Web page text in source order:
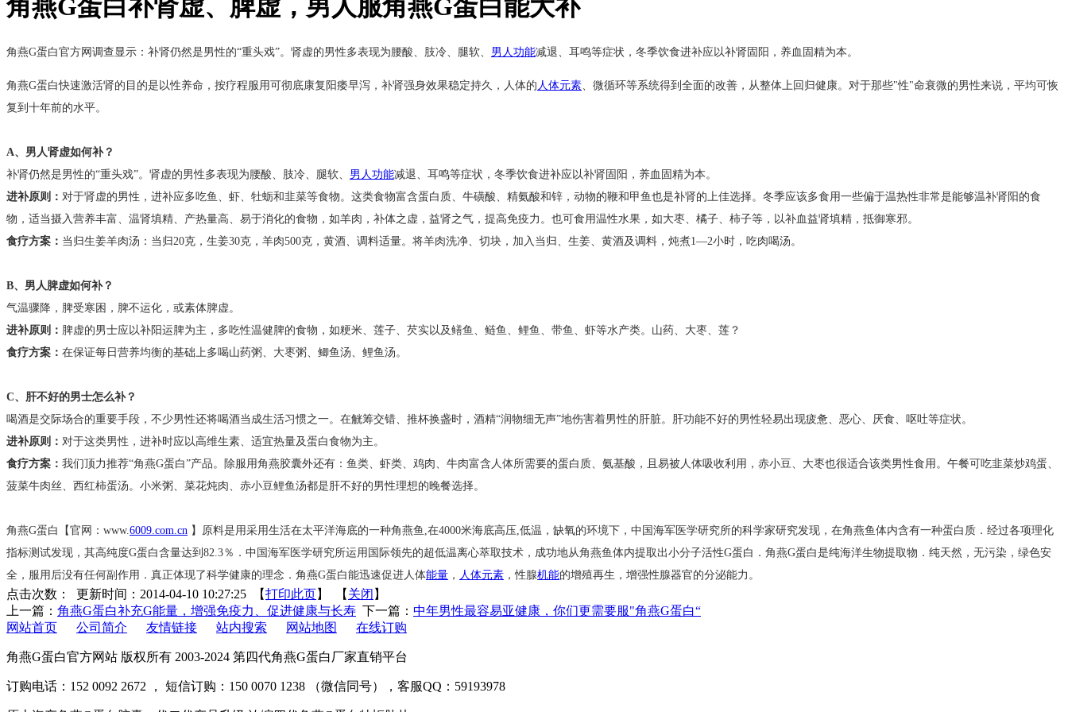
角燕G蛋白补肾虚、脾虚，男人服角燕G蛋白能大补
角燕G蛋白官方网调查显示：补肾仍然是男性的“重头戏”。肾虚的男性多表现为腰酸、肢冷、腿软、 男人功能减退、耳鸣等症状，冬季饮食进补应以补肾固阳，养血固精为本。
角燕G蛋白快速激活肾的目的是以性养命，按疗程服用可彻底康复阳痿早泻，补肾强身效果稳定持久，人体的 人体元素、微循环等系统得到全面的改善，从整体上回归健康。对于那些"性"命衰微的男性来说，平均可恢
复到十年前的水平。
A、男人肾虚如何补？
补肾仍然是男性的“重头戏”。肾虚的男性多表现为腰酸、肢冷、腿软、 男人功能减退、耳鸣等症状，冬季饮食进补应以补肾固阳，养血固精为本。
进补原则： 对于肾虚的男性，进补应多吃鱼、虾、牡蛎和韭菜等食物。这类食物富含蛋白质、牛磺酸、精氨酸和锌，动物的鞭和甲鱼也是补肾的上佳选择。冬季应该多食用一些偏于温热性非常是能够温补肾阳的食
物，适当摄入营养丰富、温肾填精、产热量高、易于消化的食物，如羊肉，补体之虚，益肾之气，提高免疫力。也可食用温性水果，如大枣、橘子、柿子等，以补血益肾填精，抵御寒邪。
食疗方案： 当归生姜羊肉汤：当归20克，生姜30克，羊肉500克，黄酒、调料适量。将羊肉洗净、切块，加入当归、生姜、黄酒及调料，炖煮1—2小时，吃肉喝汤。
B、男人脾虚如何补？
气温骤降，脾受寒困，脾不运化，或素体脾虚。
进补原则： 脾虚的男士应以补阳运脾为主，多吃性温健脾的食物，如粳米、莲子、芡实以及鳝鱼、鲢鱼、鲤鱼、带鱼、虾等水产类。山药、大枣、莲？
食疗方案： 在保证每日营养均衡的基础上多喝山药粥、大枣粥、鲫鱼汤、鲤鱼汤。
C、肝不好的男士怎么补？
喝酒是交际场合的重要手段，不少男性还将喝酒当成生活习惯之一。在觥筹交错、推杯换盏时，酒精“润物细无声”地伤害着男性的肝脏。肝功能不好的男性轻易出现疲惫、恶心、厌食、呕吐等症状。
进补原则： 对于这类男性，进补时应以高维生素、适宜热量及蛋白食物为主。
食疗方案： 我们顶力推荐“角燕G蛋白”产品。除服用角燕胶囊外还有：鱼类、虾类、鸡肉、牛肉富含人体所需要的蛋白质、氨基酸，且易被人体吸收利用，赤小豆、大枣也很适合该类男性食用。午餐可吃韭菜炒鸡蛋、
菠菜牛肉丝、西红柿蛋汤。小米粥、菜花炖肉、赤小豆鲤鱼汤都是肝不好的男性理想的晚餐选择。
角燕G蛋白【官网：www.6009.com.cn 】原料是用采用生活在太平洋海底的一种角燕鱼,在4000米海底高压,低温，缺氧的环境下，中国海军医学研究所的科学家研究发现，在角燕鱼体内含有一种蛋白质．经过各项理化
指标测试发现，其高纯度G蛋白含量达到82.3％．中国海军医学研究所运用国际领先的超低温离心萃取技术，成功地从角燕鱼体内提取出小分子活性G蛋白．角燕G蛋白是纯海洋生物提取物．纯天然，无污染，绿色安
全，服用后没有任何副作用．真正体现了科学健康的理念．角燕G蛋白能迅速促进人体能量 ， 人体元素 ，性腺机能的增殖再生，增强性腺器官的分泌能力。
点击次数： 更新时间：2014-04-10 10:27:25 【打印此页】 【 关闭 】
上一篇： 角燕G蛋白补充G能量，增强免疫力、促进健康与长寿 下一篇： 中年男性最容易亚健康，你们更需要服"角燕G蛋白“
网站首页
公司简介 友情链接 站内搜索 网站地图 在线订购
角燕G蛋白官方网站 版权所有 2003-2024 第四代角燕G蛋白厂家直销平台
订购电话：152 0092 2672 ， 短信订购：150 0070 1238 （微信同号），客服QQ：59193978